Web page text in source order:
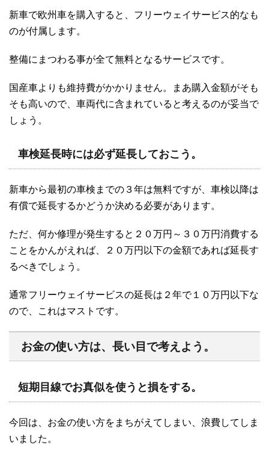
新車で欧州車を購入すると、フリーウェイサービス的なも
のが付属します。
整備にまつわる事が全て無料となるサービスです。
国産車よりも維持費がかかりません。まあ購入金額がそも
そも高いので、車両代に含まれていると考えるのが妥当で
しょう。
車検延長時には必ず延長しておこう。
新車から最初の車検までの３年は無料ですが、車検以降は
有償で延長するかどうか決める必要があります。
ただ、何か修理が発生すると２０万円～３０万円消費する
ことをかんがえれば、２０万円以下の金額であれば延長す
るべきでしょう。
通常フリーウェイサービスの延長は２年で１０万円以下な
ので、これはマストです。
お金の使い方は、長い目で考えよう。
短期目線でお真似を使うと損をする。
今回は、お金の使い方をまちがえてしまい、浪費してしま
いました。